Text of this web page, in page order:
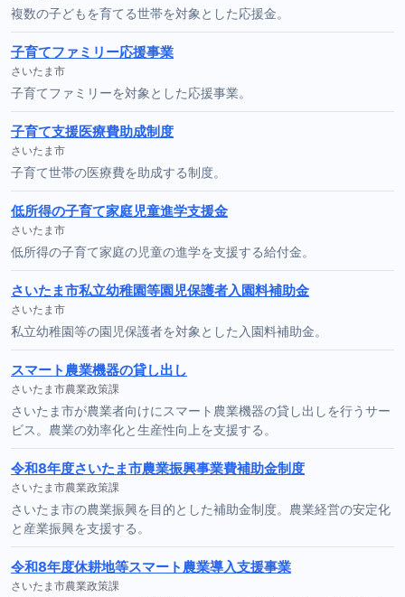
複数の子どもを育てる世帯を対象とした応援金。
子育てファミリー応援事業
さいたま市
子育てファミリーを対象とした応援事業。
子育て支援医療費助成制度
さいたま市
子育て世帯の医療費を助成する制度。
低所得の子育て家庭児童進学支援金
さいたま市
低所得の子育て家庭の児童の進学を支援する給付金。
さいたま市私立幼稚園等園児保護者入園料補助金
さいたま市
私立幼稚園等の園児保護者を対象とした入園料補助金。
スマート農業機器の貸し出し
さいたま市農業政策課
さいたま市が農業者向けにスマート農業機器の貸し出しを行うサー
ビス。農業の効率化と生産性向上を支援する。
令和8年度さいたま市農業振興事業費補助金制度
さいたま市農業政策課
さいたま市の農業振興を目的とした補助金制度。農業経営の安定化
と産業振興を支援する。
令和8年度休耕地等スマート農業導入支援事業
さいたま市農業政策課